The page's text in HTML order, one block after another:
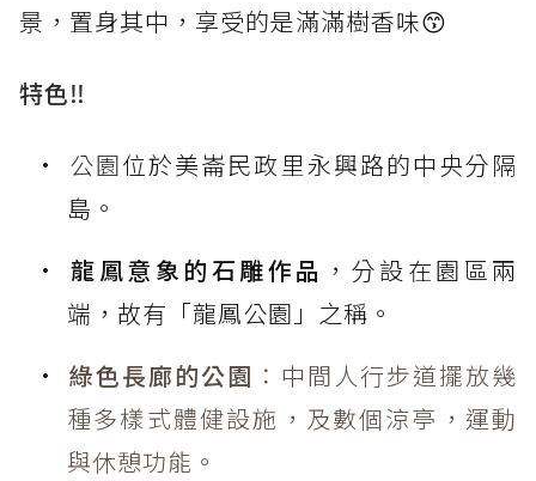
景，置身其中，享受的是滿滿樹香味😙
特色‼️
公園位於美崙民政里永興路的中央分隔
島。
龍鳳意象的石雕作品 ，分設在園區兩
端，故有「龍鳳公園」之稱。
綠色長廊的公園 ：中間人行步道擺放幾
種多樣式體健設施，及數個涼亭，運動
與休憩功能。